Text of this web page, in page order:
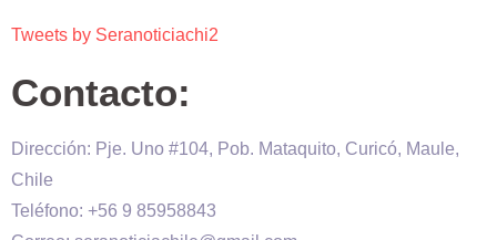
Tweets by Seranoticiachi2
Contacto:
Dirección: Pje. Uno #104, Pob. Mataquito, Curicó, Maule,
Chile
Teléfono: +56 9 85958843